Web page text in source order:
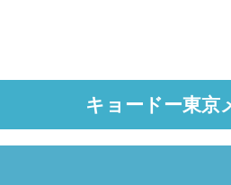
キョードー東